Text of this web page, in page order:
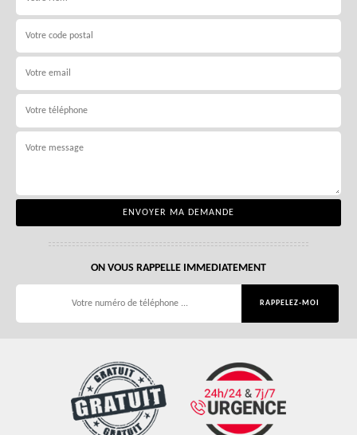
ON VOUS RAPPELLE IMMEDIATEMENT